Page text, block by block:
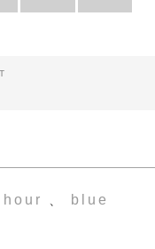
、
blue